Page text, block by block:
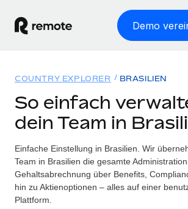
Demo
WELTWEITE BESCHÄFTIGUNG
Globale Payroll
Einfache, rechtssicher Payroll
Employer of Record
Weltweites Wachstum ohne Kosten für
Lösungen
WELTWEITE ABDECKUNG
Country Explorer
Länderspezifische Unterstützung bei
Ressourcen
TOOLS UND RECHNER
Scheinselbstständigkeitsrisiko
Preise
COUNTRY EXPLORER BRASILIEN
So einfach
dein Team in
Einfache Einstellung in Brasilien. Wir
Team in Brasilien die gesamte
Gehaltsabrechnung über Benefits,
hin zu Aktienoptionen – alles auf einer
Plattform.